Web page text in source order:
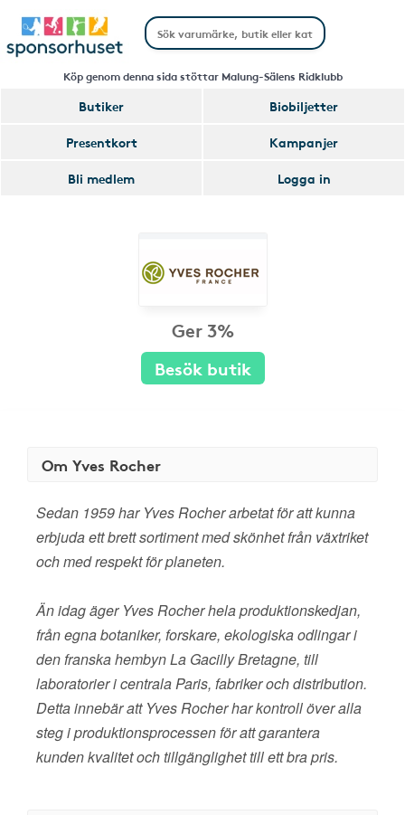
Köp genom denna sida stöttar Malung-Sälens Ridklubb
Butiker
Biobiljetter
Presentkort
Kampanjer
Bli medlem
Logga in
Ger 3%
Besök butik
Om Yves Rocher
Sedan 1959 har Yves Rocher arbetat för att kunna
erbjuda ett brett sortiment med skönhet från växtriket
och med respekt för planeten.
Än idag äger Yves Rocher hela produktionskedjan,
från egna botaniker, forskare, ekologiska odlingar i
den franska hembyn La Gacilly Bretagne, till
laboratorier i centrala Paris, fabriker och distribution.
Detta innebär att Yves Rocher har kontroll över alla
steg i produktionsprocessen för att garantera
kunden kvalitet och tillgänglighet till ett bra pris.